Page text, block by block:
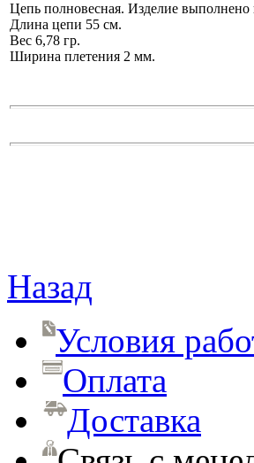
Цепь полновесная. Изделие выполнено
Длина цепи 55 см.
Вес 6,78 гр.
Ширина плетения 2 мм.
Назад
Условия
Оплата
Доставка